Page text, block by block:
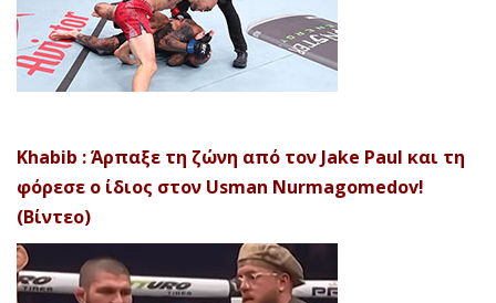
Khabib : Άρπαξε τη ζώνη από τον Jake Paul και τη
φόρεσε ο ίδιος στον Usman Nurmagomedov!
(Βίντεο)